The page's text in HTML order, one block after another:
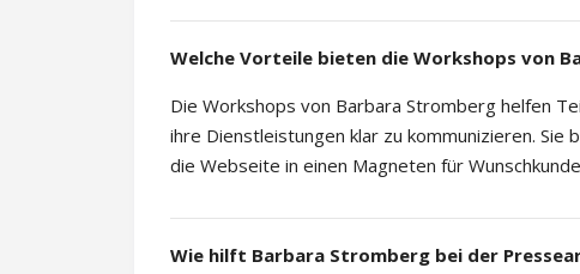
Welche Vorteile bieten die Workshops von
Die Workshops von Barbara Stromberg helfen
ihre Dienstleistungen klar zu kommunizieren.
die Webseite in einen Magneten für
Wie hilft Barbara Stromberg bei der